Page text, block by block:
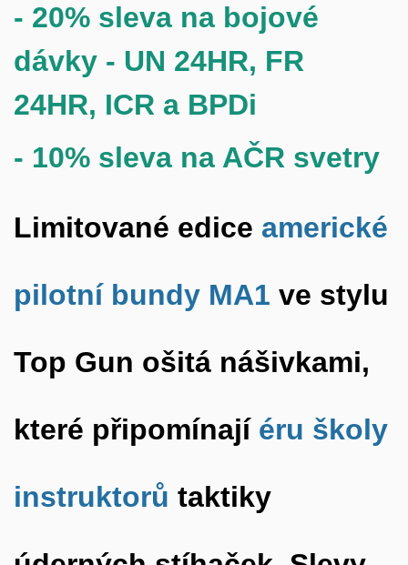
- 20% sleva na bojové
dávky - UN 24HR, FR
24HR, ICR a BPDi
- 10% sleva na AČR svetry
Limitované edice americké
pilotní bundy MA1 ve stylu
Top Gun ošitá nášivkami,
které připomínají éru školy
instruktorů taktiky